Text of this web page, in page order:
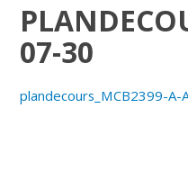
07-30
plandecours_MCB2399-